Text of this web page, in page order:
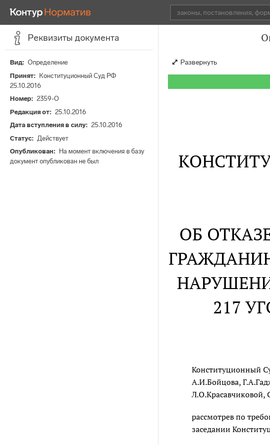
Реквизиты документа
Вид
Определение
Принят
Конституционный Суд РФ
25.10.2016
Номер
2359-О
Редакция от
25.10.2016
Дата вступления в силу
25.10.2016
Статус
Действует
Опубликован
На момент включения в базу
документ опубликован не был
Развернуть
ОБ
217
Конституционный
А.И.Бойцова,
Л.О.Красавчиковой,
рассмотрев по
заседании